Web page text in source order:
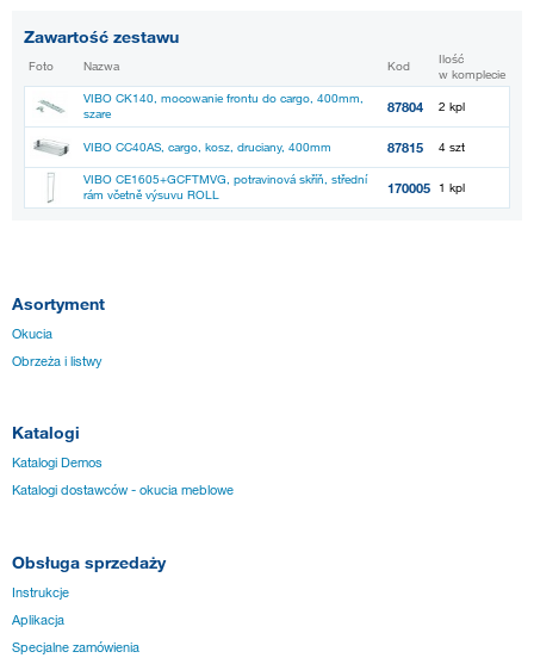
Zawartość zestawu
Foto Nazwa Kod
Ilość
w komplecie
VIBO CK140, mocowanie frontu do cargo, 400mm,
szare
87804 2 kpl
VIBO CC40AS, cargo, kosz, druciany, 400mm 87815 4 szt
VIBO CE1605+GCFTMVG, potravinová skříň, střední
rám včetně výsuvu ROLL
170005 1 kpl
Asortyment
Okucia
Obrzeża i listwy
Katalogi
Katalogi Demos
Katalogi dostawców - okucia meblowe
Obsługa sprzedaży
Instrukcje
Aplikacja
Specjalne zamówienia